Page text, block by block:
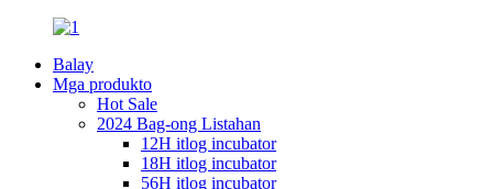
Balay
Mga produkto
Hot Sale
2024 Bag-ong Listahan
12H itlog incubator
18H itlog incubator
56H itlog incubator